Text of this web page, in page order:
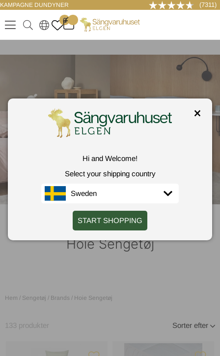
KAMPAGNE DUNDYNER (7311)
.
0
. ..
LOG IND
Sängkläder Kuddar
Hoie Sengetøj
Hem / Sengetøj / Brands / Hoie Sengetøj
133 produkter Sorter efter
Hi and Welcome!
Select your shipping country
Sweden
START SHOPPING